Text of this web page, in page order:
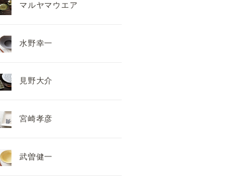
マルヤマウエア
水野幸一
見野大介
宮崎孝彦
武曽健一